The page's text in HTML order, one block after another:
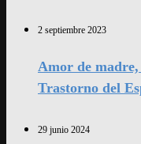
2 septiembre 2023
Amor de
Trastorno del
29 junio 2024